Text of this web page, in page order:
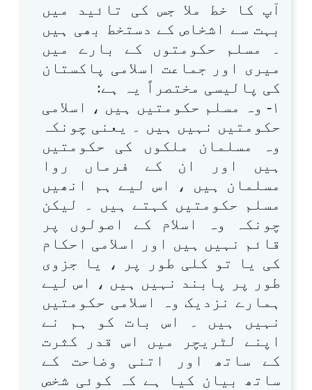
آپ کا خط ملا جس کی تائید میں
بہت سے اشخاص کے دستخط بھی ہیں
۔ مسلم حکومتوں کے بارے میں
میری اور جماعت اسلامی پاکستان
کی پالیسی مختصراً یہ ہے:
۱- وہ مسلم حکومتیں ہیں ، اسلامی
حکومتیں نہیں ہیں ۔ یعنی چونکہ
وہ مسلمان ملکوں کی حکومتیں
ہیں اور ان کے فرماں روا
مسلمان ہیں ، اس لیے ہم انھیں
مسلم حکومتیں کہتے ہیں ۔ لیکن
چونکہ وہ اسلام کے اصولوں پر
قائم نہیں ہیں اور اسلامی احکام
کی یا تو کلی طور پر ، یا جزوی
طور پر پابند نہیں ہیں ، اس لیے
ہمارے نزدیک وہ اسلامی حکومتیں
نہیں ہیں ۔ اس بات کو ہم نے
اپنے لٹریچر میں اس قدر کثرت
کے ساتھ اور اتنی وضاحت کے
ساتھ بیان کیا ہے کہ کوئی شخص